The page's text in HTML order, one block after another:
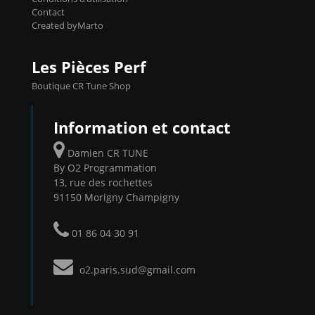
Contact
Created byMarto
Les Pièces Perf
Boutique CR Tune Shop
Information et contact
Damien CR TUNE
By O2 Programmation
13, rue des rochettes
91150 Morigny Champigny
01 86 04 30 91
o2.paris.sud@gmail.com